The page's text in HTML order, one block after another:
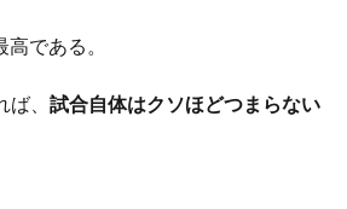
である。
、 試合自体はクソほどつまらない